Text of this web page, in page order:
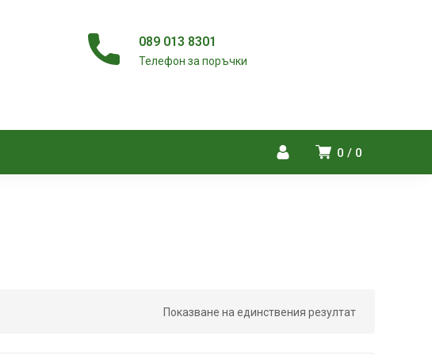
089 013 8301
Телефон за поръчки
0 0
Показване на единствения резултат